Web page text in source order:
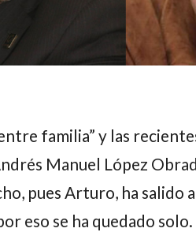
familia” y las
Manuel López
pues Arturo, ha salido
eso se ha quedado solo.